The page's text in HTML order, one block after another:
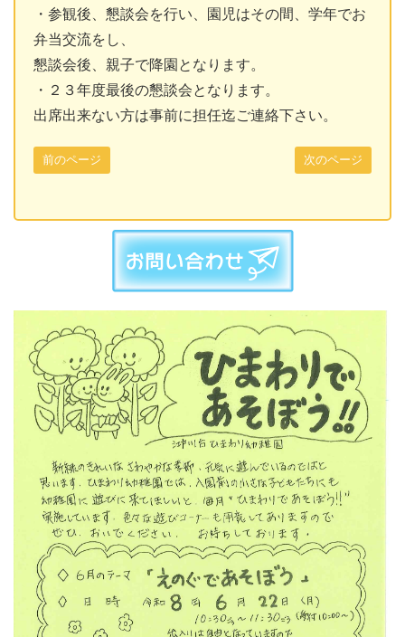
・参観後、懇談会を行い、園児はその間、学年でお
弁当交流をし、
懇談会後、親子で降園となります。
・２３年度最後の懇談会となります。
出席出来ない方は事前に担任迄ご連絡下さい。
前のページ 次のページ